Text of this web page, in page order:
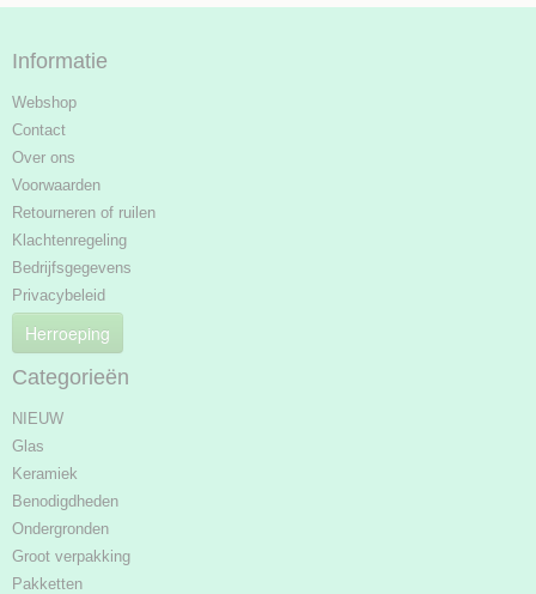
Informatie
Webshop
Contact
Over ons
Voorwaarden
Retourneren of ruilen
Klachtenregeling
Bedrijfsgegevens
Privacybeleid
Herroeping
Categorieën
NIEUW
Glas
Keramiek
Benodigdheden
Ondergronden
Groot verpakking
Pakketten